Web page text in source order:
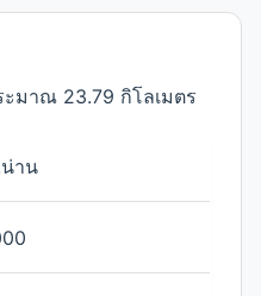
มาณ 23.79 กิโลเมตร
าน